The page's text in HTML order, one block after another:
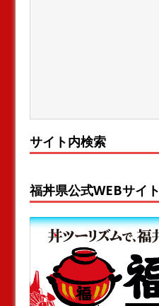
サイト内検索
福丼県公式WEBサイト